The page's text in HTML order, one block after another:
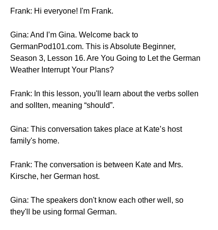
Frank: Hi everyone! I'm Frank.
Gina: And I’m Gina. Welcome back to
GermanPod101.com. This is Absolute Beginner,
Season 3, Lesson 16. Are You Going to Let the German
Weather Interrupt Your Plans?
Frank: In this lesson, you'll learn about the verbs sollen
and sollten, meaning “should”.
Gina: This conversation takes place at Kate’s host
family's home.
Frank: The conversation is between Kate and Mrs.
Kirsche, her German host.
Gina: The speakers don't know each other well, so
they'll be using formal German.